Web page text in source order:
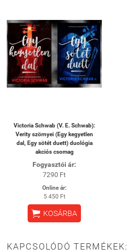
Victoria Schwab (V. E. Schwab):
Verity szörnyei (Egy kegyetlen
dal, Egy sötét duett) duológia
akciós csomag
Fogyasztói ár:
7290 Ft
Online ár:
5 450 Ft
 KOSÁRBA
KAPCSOLÓDÓ TERMÉKEK: